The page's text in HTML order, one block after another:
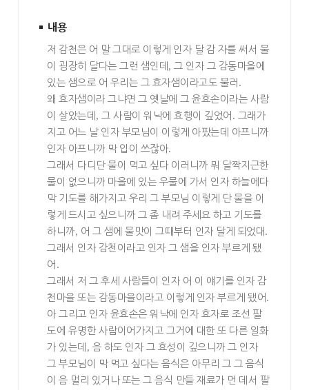
내용
저 감천은 어 말 그대로 이렇게 인자 달 감 자를 써서 물
이 굉장히 달다는 그런 샘인데 ,그 인자 그 감동마을에
있는 샘으로 어 우리는 그 효자샘이라고도 불러 .
왜 효자샘이라 그냐면 그 옛날에 그 윤효손이라는 사람
이 살았는데 ,그 사람이 워낙에 효행이 깊었어 . 그래가
지고 어느 날 인자 부모님이 이렇게 아팠는데 아프니까
인자 아프니까 막 입이 쓰잖아.
그래서 다디단 물이 먹고 싶다 이러니까 뭐 달짝지근한
물이 없으니까 마을에 있는 우물에 가서 인자 하늘에다
막 기도를 해가지고 우리 그 부모님 이렇게 단 물을 이
렇게 드시고 싶으니까 그 좀 내려 주세요 하고 기도를
하니까, 어 그 샘에 물맛이 그때부터 인자 달게 되었대 .
그래서 인자 감천이라고 인자 그 샘을 인자 부르게 됐
어 .
그래서 저 그 후세 사람들이 인자 어 이 얘기를 인자 감
천마을 또는 감동마을이라고 이렇게 인자 부르게 됐어 .
아 그리고 인자 윤효손은 워낙에 인자 효자로 조선 팔
도에 유명한 사람이어가지고 그거에 대한 또 다른 일화
가 있는데 , 음 하도 인자 그 효성이 깊으니까 그 인자
그 부모님이 막 먹고 싶다는 음식은 아무리 그 그 음식
이 음 멀리 있거나 또는 그 음식 만들 재료가 먼 데서 팔